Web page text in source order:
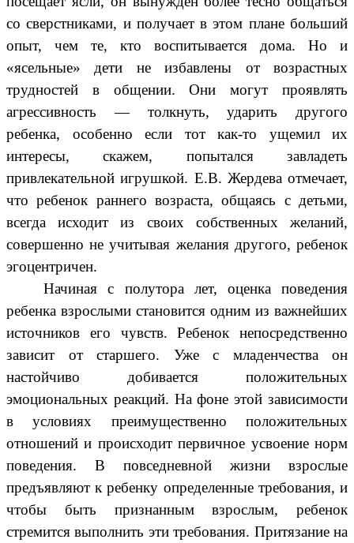
со сверстниками, и получает в этом плане больший
опыт, чем те, кто воспитывается дома. Но и
«ясельные» дети не избавлены от возрастных
трудностей в общении. Они могут проявлять
агрессивность — толкнуть, ударить другого
ребенка, особенно если тот как-то ущемил их
интересы, скажем, попытался завладеть
привлекательной игрушкой. Е.В. Жердева отмечает,
что ребенок раннего возраста, общаясь с детьми,
всегда исходит из своих собственных желаний,
совершенно не учитывая желания другого, ребенок
эгоцентричен.
Начиная с полутора лет, оценка поведения
ребенка взрослыми становится одним из важнейших
источников его чувств. Ребенок непосредственно
зависит от старшего. Уже с младенчества он
настойчиво добивается положительных
эмоциональных реакций. На фоне этой зависимости
в условиях преимущественно положительных
отношений и происходит первичное усвоение норм
поведения. В повседневной жизни взрослые
предъявляют к ребенку определенные требования, и
чтобы быть признанным взрослым, ребенок
стремится выполнить эти требования. Притязание на